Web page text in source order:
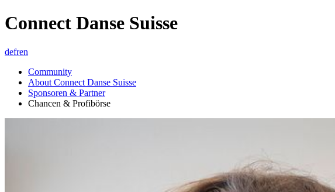
Connect Danse Suisse
defren
Community
About Connect Danse Suisse
Sponsoren & Partner
Chancen & Profibörse